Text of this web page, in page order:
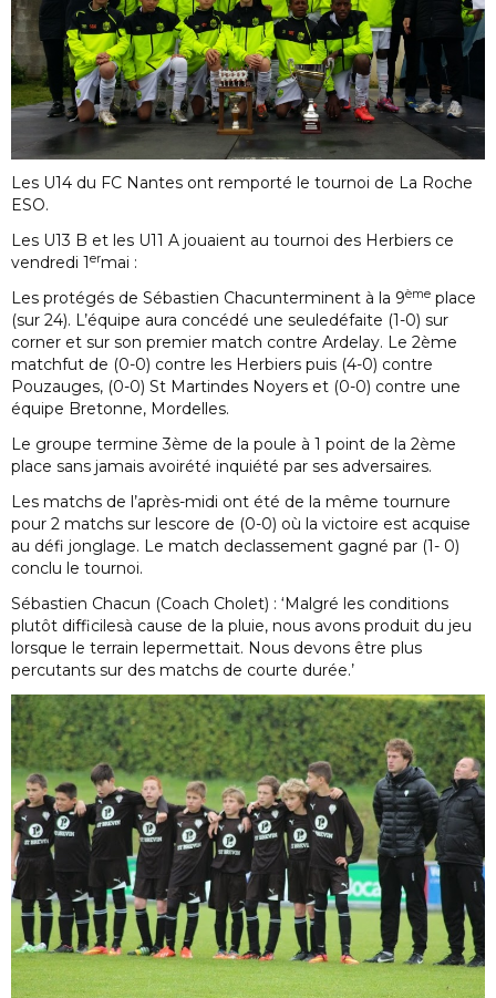
Les U14 du FC Nantes ont remporté le tournoi de La Roche
ESO.
Les U13 B et les U11 A jouaient au tournoi des Herbiers ce
vendredi 1ermai :
Les protégés de Sébastien Chacunterminent à la 9ème place
(sur 24). L’équipe aura concédé une seuledéfaite (1-0) sur
corner et sur son premier match contre Ardelay. Le 2ème
matchfut de (0-0) contre les Herbiers puis (4-0) contre
Pouzauges, (0-0) St Martindes Noyers et (0-0) contre une
équipe Bretonne, Mordelles.
Le groupe termine 3ème de la poule à 1 point de la 2ème
place sans jamais avoirété inquiété par ses adversaires.
Les matchs de l’après-midi ont été de la même tournure
pour 2 matchs sur lescore de (0-0) où la victoire est acquise
au défi jonglage. Le match declassement gagné par (1- 0)
conclu le tournoi.
Sébastien Chacun (Coach Cholet) : ‘Malgré les conditions
plutôt difficilesà cause de la pluie, nous avons produit du jeu
lorsque le terrain lepermettait. Nous devons être plus
percutants sur des matchs de courte durée.’